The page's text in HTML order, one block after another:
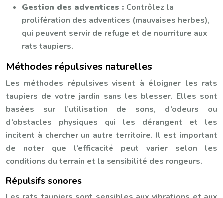
Gestion des adventices : Contrôlez la
prolifération des adventices (mauvaises herbes),
qui peuvent servir de refuge et de nourriture aux
rats taupiers.
Méthodes répulsives naturelles
Les méthodes répulsives visent à éloigner les rats
taupiers de votre jardin sans les blesser. Elles sont
basées sur l’utilisation de sons, d’odeurs ou
d’obstacles physiques qui les dérangent et les
incitent à chercher un autre territoire. Il est important
de noter que l’efficacité peut varier selon les
conditions du terrain et la sensibilité des rongeurs.
Répulsifs sonores